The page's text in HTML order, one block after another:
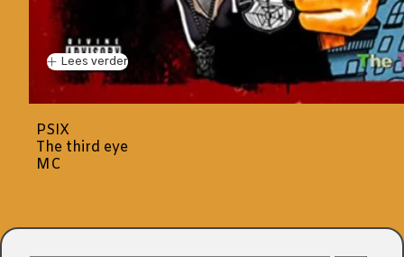
Lees verder
PSIX
The third eye
MC